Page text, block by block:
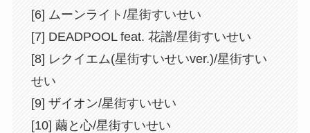
[6] ムーンライト/星街すいせい
[7] DEADPOOL feat. 花譜/星街すいせい
[8] レクイエム(星街すいせいver.)/星街すい
せい
[9] ザイオン/星街すいせい
[10] 繭と心/星街すいせい